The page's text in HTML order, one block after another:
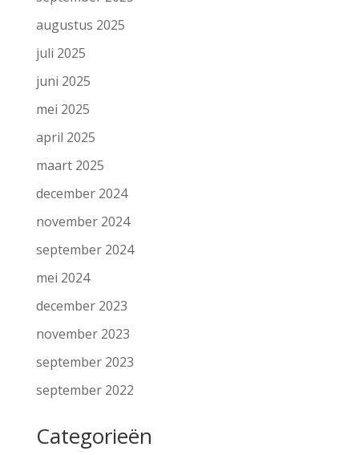
augustus 2025
juli 2025
juni 2025
mei 2025
april 2025
maart 2025
december 2024
november 2024
september 2024
mei 2024
december 2023
november 2023
september 2023
september 2022
Categorieën